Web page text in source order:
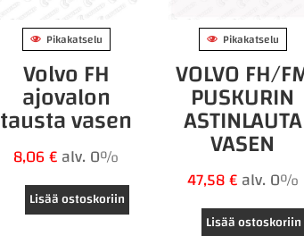
Pikakatselu
Volvo FH
ajovalon
tausta vasen
8,06€alv. 0%
Lisää ostoskoriin
Pikakatselu
VOLVO FH/
PUSKURIN
ASTINLAUTA
VASEN
47,58€alv. 0%
Lisää ostoskoriin